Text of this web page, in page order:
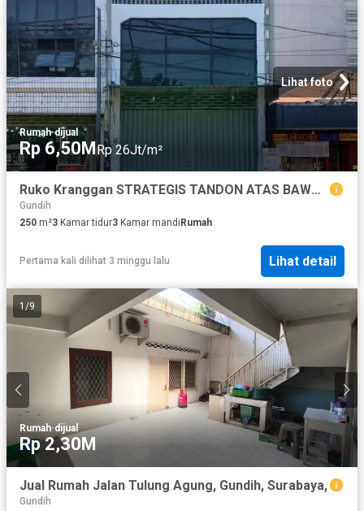
Lihat foto
Rumah·dijual
Rp 6,50M Rp 26Jt/m²
Ruko Kranggan STRATEGIS TANDON ATAS BAWAH
Gundih
250 m²3 Kamar tidur3 Kamar mandi Rumah
Pertama kali dilihat 3 minggu lalu Lihat detail
1 /9
Rumah·dijual
Rp 2,30M
Jual Rumah Jalan Tulung Agung, Gundih, Surabaya,
Gundih